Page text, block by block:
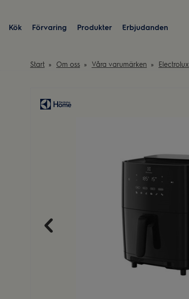
Kök Förvaring Produkter Erbjudanden
Start Om oss Våra varumärken Electrolux